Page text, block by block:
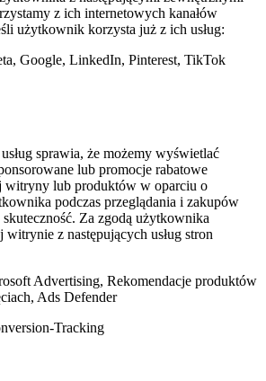
z ich internetowych kanałów
użytkownik korzysta już z ich usług:
Google, LinkedIn, Pinterest, TikTok
sprawia, że możemy wyświetlać
lub promocje rabatowe
witryny lub produktów w oparciu o
podczas przeglądania i zakupów
Za zgodą użytkownika
z następujących usług stron
Advertising, Rekomendacje produktów
Ads Defender
Tracking